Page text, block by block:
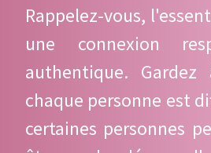
Rappelez-vous,
une connexion
authentique.
chaque personne est
certaines personnes